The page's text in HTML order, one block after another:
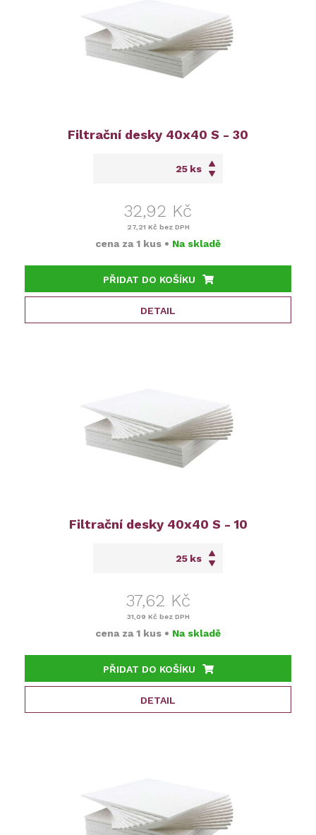
Filtrační desky 40x40 S - 30
ks
32,92 Kč
27,21 Kč bez DPH
cena za 1 kus • Na skladě
PŘIDAT DO KOŠÍKU
DETAIL
Filtrační desky 40x40 S - 10
ks
37,62 Kč
31,09 Kč bez DPH
cena za 1 kus • Na skladě
PŘIDAT DO KOŠÍKU
DETAIL